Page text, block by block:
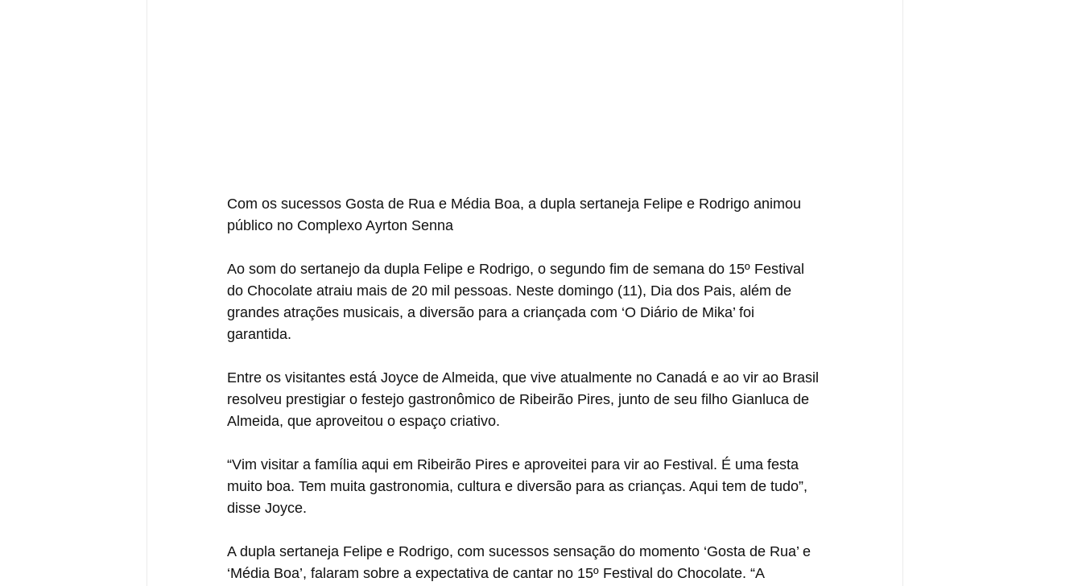
Com os sucessos Gosta de Rua e Média Boa, a dupla sertaneja Felipe e Rodrigo animou
público no Complexo Ayrton Senna
Ao som do sertanejo da dupla Felipe e Rodrigo, o segundo fim de semana do 15º Festival
do Chocolate atraiu mais de 20 mil pessoas. Neste domingo (11), Dia dos Pais, além de
grandes atrações musicais, a diversão para a criançada com ‘O Diário de Mika’ foi
garantida.
Entre os visitantes está Joyce de Almeida, que vive atualmente no Canadá e ao vir ao Brasil
resolveu prestigiar o festejo gastronômico de Ribeirão Pires, junto de seu filho Gianluca de
Almeida, que aproveitou o espaço criativo.
“Vim visitar a família aqui em Ribeirão Pires e aproveitei para vir ao Festival. É uma festa
muito boa. Tem muita gastronomia, cultura e diversão para as crianças. Aqui tem de tudo”,
disse Joyce.
A dupla sertaneja Felipe e Rodrigo, com sucessos sensação do momento ‘Gosta de Rua’ e
‘Média Boa’, falaram sobre a expectativa de cantar no 15º Festival do Chocolate. “A